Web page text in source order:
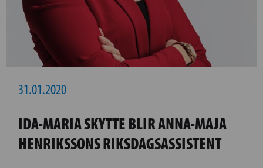
31.01.2020
IDA-MARIA SKYTTE BLIR ANNA-MAJA
HENRIKSSONS RIKSDAGSASSISTENT